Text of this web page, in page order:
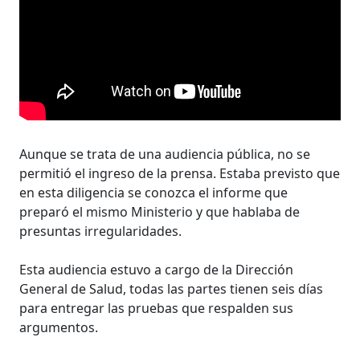
Aunque se trata de una audiencia pública, no se
permitió el ingreso de la prensa. Estaba previsto que
en esta diligencia se conozca el informe que
preparó el mismo Ministerio y que hablaba de
presuntas irregularidades.
Esta audiencia estuvo a cargo de la Dirección
General de Salud, todas las partes tienen seis días
para entregar las pruebas que respalden sus
argumentos.